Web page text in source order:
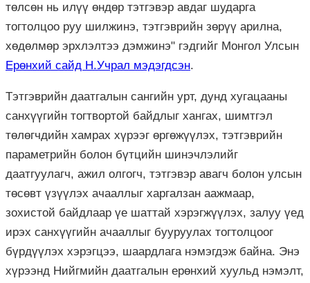
төлсөн нь илүү өндөр тэтгэвэр авдаг шударга
тогтолцоо руу шилжинэ, тэтгэврийн зөрүү арилна,
хөдөлмөр эрхлэлтээ дэмжинэ" гэдгийг Монгол Улсын
Ерөнхий сайд Н.Учрал мэдэгдсэн.
Тэтгэврийн даатгалын сангийн урт, дунд хугацааны
санхүүгийн тогтвортой байдлыг хангах, шимтгэл
төлөгчдийн хамрах хүрээг өргөжүүлэх, тэтгэврийн
параметрийн болон бүтцийн шинэчлэлийг
даатгуулагч, ажил олгогч, тэтгэвэр авагч болон улсын
төсөвт үзүүлэх ачааллыг харгалзан аажмаар,
зохистой байдлаар үе шаттай хэрэгжүүлэх, залуу үед
ирэх санхүүгийн ачааллыг бууруулах тогтолцоог
бүрдүүлэх хэрэгцээ, шаардлага нэмэгдэж байна. Энэ
хүрээнд Нийгмийн даатгалын ерөнхий хуульд нэмэлт,